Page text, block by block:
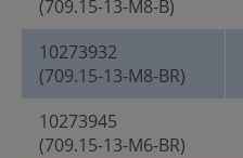
(709.15-13-M8-B)
10273932
(709.15-13-M8-BR)
10273945
(709.15-13-M6-BR)